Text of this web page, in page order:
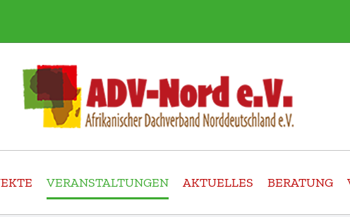
VERANSTALTUNGEN AKTUELLES BERATUNG